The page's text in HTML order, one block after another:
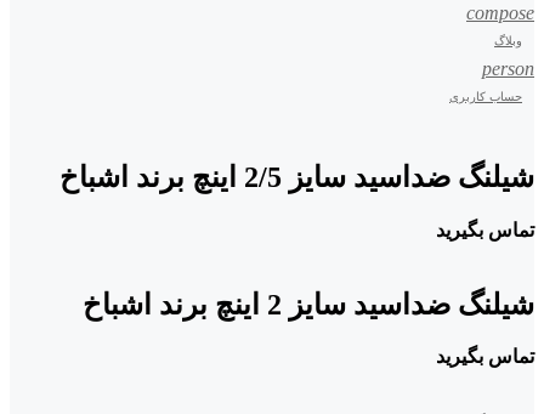
compose
وبلاگ
person
حساب کاربری
شیلنگ ضداسید سایز 2/5 اینچ برند اشباخ
تماس بگیرید
شیلنگ ضداسید سایز 2 اینچ برند اشباخ
تماس بگیرید